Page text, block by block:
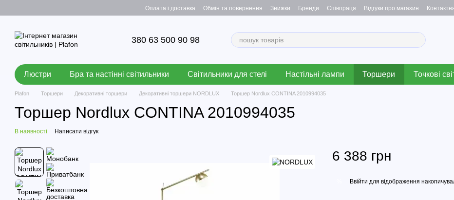
Оплата і доставка Обмін та повернення Знижки Бренди Співпраця Відгуки про магазин
380 63 500 90 98
Люстри Бра та настінні світильники Світильники для стелі Настільні лампи Торшери Точкові
Plafon Торшери Декоративні торшери Декоративні торшери NORDLUX Торшер Nordlux CONTINA 2010994035
Торшер Nordlux CONTINA 2010994035
В наявності Написати відгук
6 388 грн
Ввійти для відображення